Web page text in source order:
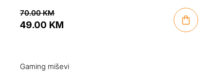
70.00KM
was:
49.00 KM
is:
Gaming miševi